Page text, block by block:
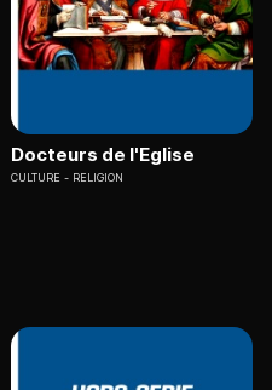
Docteurs de l'Eglise
CULTURE RELIGION